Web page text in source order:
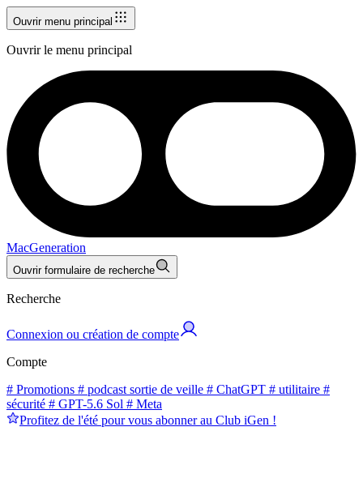
Ouvrir menu principal
Ouvrir le menu principal
MacGeneration
Ouvrir formulaire de recherche
Recherche
Connexion ou création de compte
Compte
# Promotions # podcast sortie de veille # ChatGPT # utilitaire #
sécurité # GPT-5.6 Sol # Meta
Profitez de l'été pour vous abonner au Club iGen !